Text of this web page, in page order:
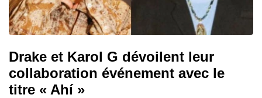
Drake et Karol G dévoilent leur
collaboration événement avec le
titre « Ahí »